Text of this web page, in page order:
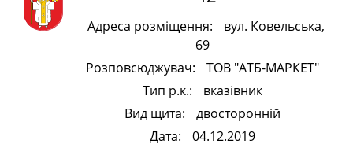
Адреса розміщення:
вул. Ковельська,
69
Розповсюджувач:
ТОВ "АТБ-МАРКЕТ"
Тип р.к.:
вказівник
Вид щита:
двосторонній
Дата:
04.12.2019